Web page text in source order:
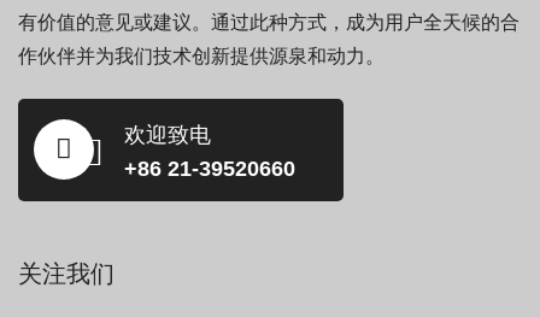
有价值的意见或建议。通过此种方式，成为用户全天候的合
作伙伴并为我们技术创新提供源泉和动力。
欢迎致电
+86 21-39520660
关注我们